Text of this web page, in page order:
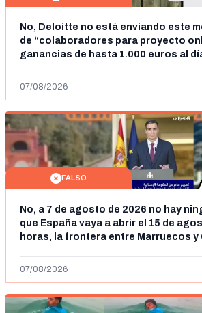
No, Deloitte no está enviando este
de “colaboradores para proyecto
ganancias de hasta 1.000 euros al
07/08/2026
FALSO
No, a 7 de agosto de 2026 no hay
que España vaya a abrir el 15 de
horas, la frontera entre Marruecos y
07/08/2026